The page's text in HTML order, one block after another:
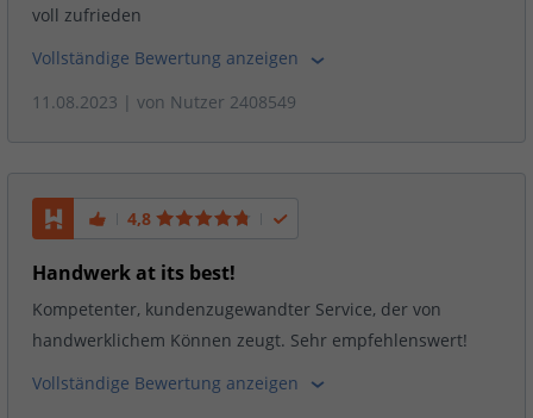
voll zufrieden
Vollständige Bewertung anzeigen
11.08.2023 | von Nutzer 2408549
4,8
Handwerk at its best!
Kompetenter, kundenzugewandter Service, der von
handwerklichem Können zeugt. Sehr empfehlenswert!
Vollständige Bewertung anzeigen